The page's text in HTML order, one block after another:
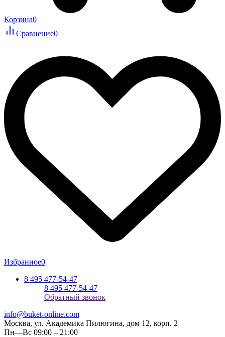
Корзина0
Сравнение0
Избранное0
8 495 477-54-47
8 495 477-54-47
Обратный звонок
info@buket-online.com
Москва, ул. Академика Пилюгина, дом 12, корп. 2
Пн—Вс 09:00 – 21:00